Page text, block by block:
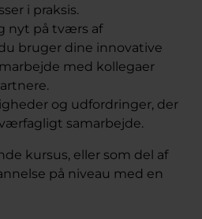
i praksis.
nyt på tværs af
bruger dine innovative
med kollegaer
og udfordringer, der
samarbejde.
kursus, eller som del af
på niveau med en